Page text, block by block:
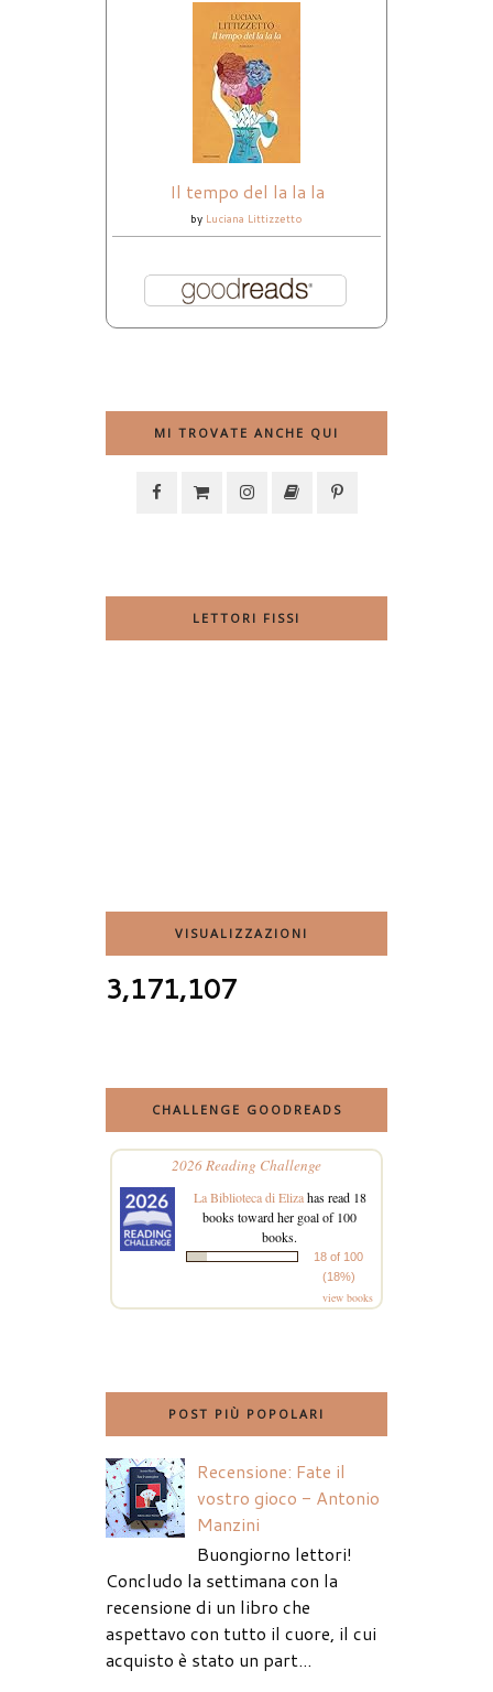
Il tempo del la la la
by Luciana Littizzetto
MI TROVATE ANCHE QUI
LETTORI FISSI
VISUALIZZAZIONI
3,171,107
CHALLENGE GOODREADS
2026 Reading Challenge
La Biblioteca di Elizahas read 18
books toward her goal of 100
books.
18 of 100
(18%)
view books
POST PIÙ POPOLARI
Recensione: Fate il
vostro gioco - Antonio
Manzini
Buongiorno lettori!
Concludo la settimana con la
recensione di un libro che
aspettavo con tutto il cuore, il cui
acquisto è stato un part...